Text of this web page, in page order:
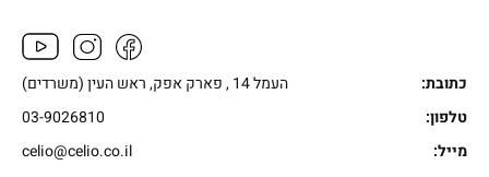
כתובת:
העמל 14 , פארק אפק, ראש העין (משרדים)
טלפון:
03-9026810
מייל:
celio@celio.co.il